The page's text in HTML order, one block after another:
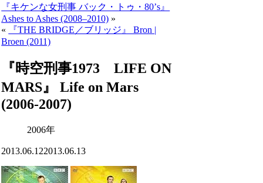
『キケンな女刑事 バック・トゥ・80’s』
Ashes to Ashes (2008–2010) »
«
『THE BRIDGE／ブリッジ』 Bron |
Broen (2011)
『時空刑事1973 LIFE ON
MARS』 Life on Mars
(2006-2007)
2006年
2013.06.122013.06.13